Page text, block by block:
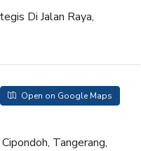
Di Jalan Raya,
Open on Google Maps
Tangerang,